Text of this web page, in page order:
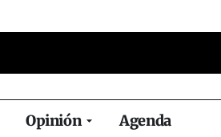
Opinión Agenda